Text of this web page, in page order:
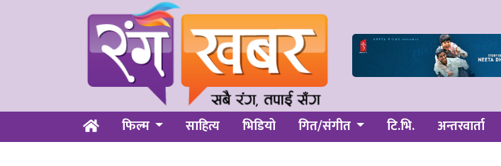
फिल्म साहित्य भिडियो गित/संगीत टि.भि. अन्तरवार्ता